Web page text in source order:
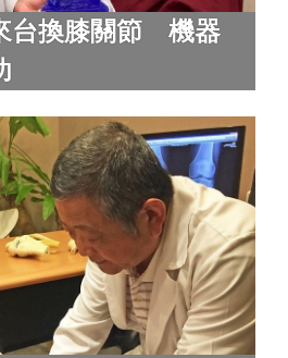
台換膝關節 機器